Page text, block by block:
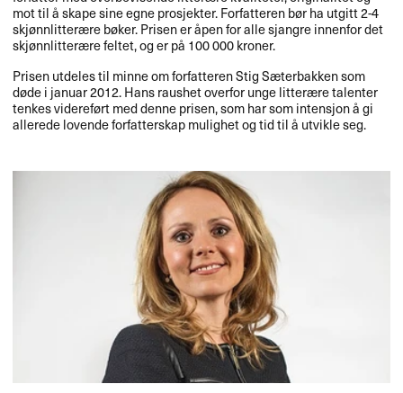
mot til å skape sine egne prosjekter. Forfatteren bør ha utgitt 2-4
skjønnlitterære bøker. Prisen er åpen for alle sjangre innenfor det
skjønnlitterære feltet, og er på 100 000 kroner.
Prisen utdeles til minne om forfatteren Stig Sæterbakken som
døde i januar 2012. Hans raushet overfor unge litterære talenter
tenkes videreført med denne prisen, som har som intensjon å gi
allerede lovende forfatterskap mulighet og tid til å utvikle seg.